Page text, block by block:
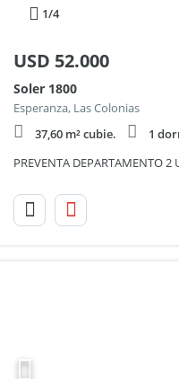
1/4
USD 52.000
Soler 1800
Esperanza, Las Colonias
37,60 m² cubie.
1
PREVENTA DEPARTAMENTO